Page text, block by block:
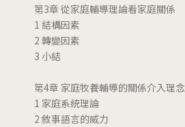
第3章 從家庭輔導理論看家庭關係
1 結構因素
2 轉變因素
3 小結
第4章 家庭牧養輔導的關係介入理念
1 家庭系統理論
2 敘事語言的威力